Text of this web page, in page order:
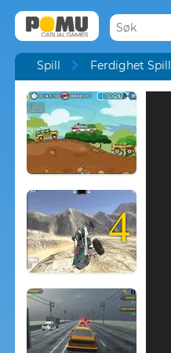
Spill Ferdighet Spill
4